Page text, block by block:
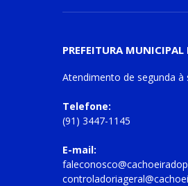
PREFEITURA
Atendimento de segunda à
Telefone:
(91) 3447-1145
E-mail: